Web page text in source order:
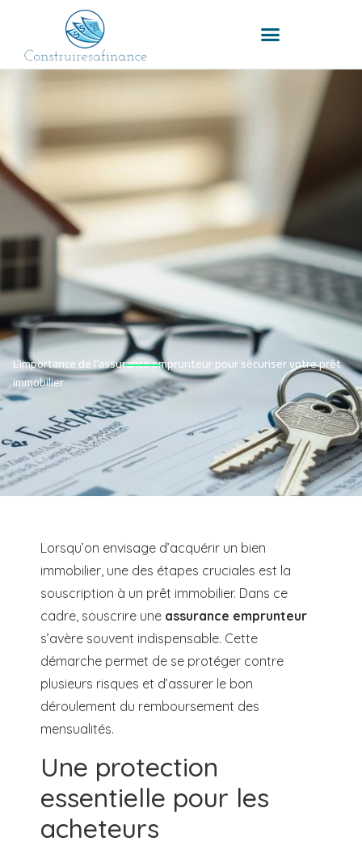
L’importance de l’assurance emprunteur pour sécuriser votre prêt
immobilier
Lorsqu’on envisage d’acquérir un bien
immobilier, une des étapes cruciales est la
souscription à un prêt immobilier. Dans ce
cadre, souscrire une assurance emprunteur
s’avère souvent indispensable. Cette
démarche permet de se protéger contre
plusieurs risques et d’assurer le bon
déroulement du remboursement des
mensualités.
Une protection
essentielle pour les
acheteurs